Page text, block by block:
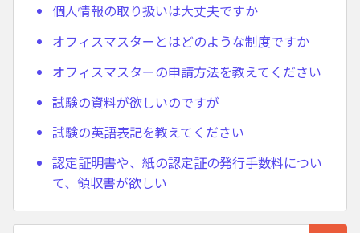
個人情報の取り扱いは大丈夫ですか
オフィスマスターとはどのような制度ですか
オフィスマスターの申請方法を教えてください
試験の資料が欲しいのですが
試験の英語表記を教えてください
認定証明書や、紙の認定証の発行手数料につい
て、領収書が欲しい